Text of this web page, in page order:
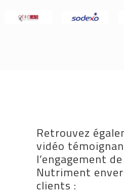
Retrouvez
vidéo
l’engagement de
Nutriment
clients :